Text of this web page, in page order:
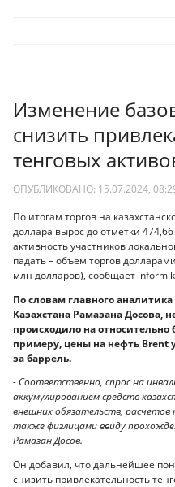
Изменение
снизить
тенговых
ОПУБЛИКОВАНО: 15.07.2024,
По итогам торгов на
доллара вырос до отметки
активность участников
падать – объем торгов
млн долларов), сообщает
По словам главного
Казахстана Рамазана Досова,
происходило на
примеру, цены на нефть Brent
за баррель.
- Соответственно, спрос на
аккумулированием средств
внешних обязательств,
также физлицами ввиду
Рамазан Досов.
Он добавил, что дальнейшее
снизить привлекательность